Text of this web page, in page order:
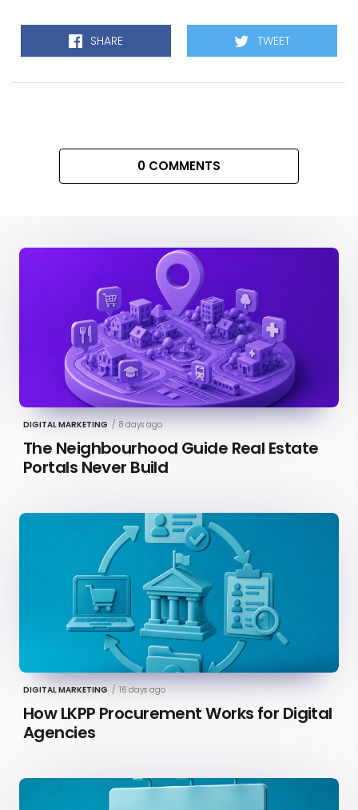
SHARE TWEET
0 COMMENTS
DIGITAL MARKETING / 8 days ago
The Neighbourhood Guide Real Estate
Portals Never Build
DIGITAL MARKETING / 16 days ago
How LKPP Procurement Works for Digital
Agencies